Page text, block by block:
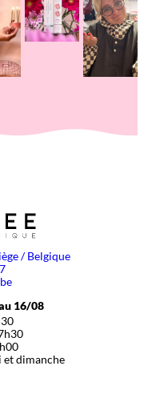
/ Belgique
16/08
et dimanche